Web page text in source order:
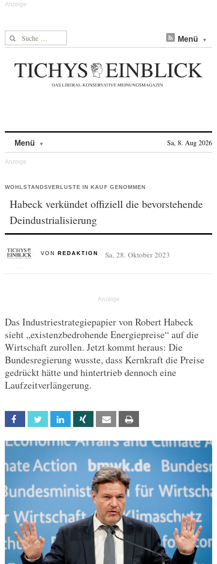
Suche nach: Menü
Menü Sa, 8. Aug 2026
WOHLSTANDSVERLUSTE IN KAUF GENOMMEN
Habeck verkündet offiziell die bevorstehende
Deindustrialisierung
VON REDAKTION Sa, 28. Oktober 2023
Das Industriestrategiepapier von Robert Habeck
sieht „existenzbedrohende Energiepreise“ auf die
Wirtschaft zurollen. Jetzt kommt heraus: Die
Bundesregierung wusste, dass Kernkraft die Preise
gedrückt hätte und hintertrieb dennoch eine
Laufzeitverlängerung.
Facebook Twitter Linkedin Xing Email